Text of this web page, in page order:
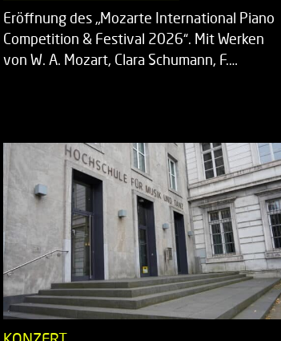
Eröffnung des „Mozarte International Piano
Competition & Festival 2026“. Mit Werken
von W. A. Mozart, Clara Schumann, F.…